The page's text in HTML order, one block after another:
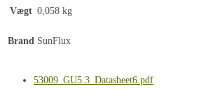
Vægt 0,058 kg
Brand SunFlux
53009_GU5.3_Datasheet6.pdf